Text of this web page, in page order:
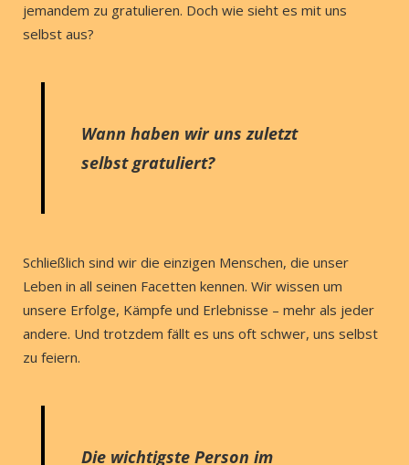
jemandem zu gratulieren. Doch wie sieht es mit uns
selbst aus?
Wann haben wir uns zuletzt
selbst gratuliert?
Schließlich sind wir die einzigen Menschen, die unser
Leben in all seinen Facetten kennen. Wir wissen um
unsere Erfolge, Kämpfe und Erlebnisse – mehr als jeder
andere. Und trotzdem fällt es uns oft schwer, uns selbst
zu feiern.
Die wichtigste Person im